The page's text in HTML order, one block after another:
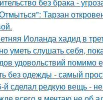
Тарзан
Иоланда хадид в
уметь слушать себя,
удовольствий помимо
без одежды - самый
й сделал редкую вещь -